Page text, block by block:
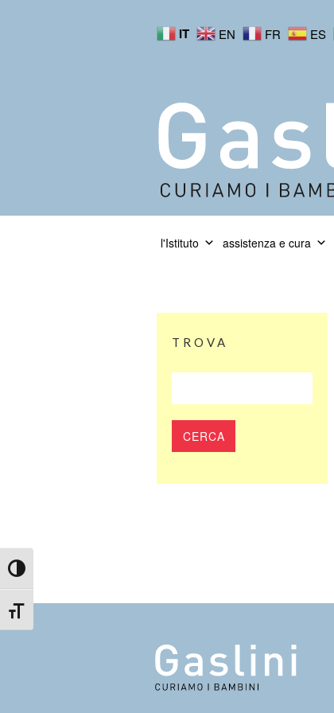
Attiva/disattiva alto contrasto
Attiva/disattiva dimensione testo
IT EN FR ES
l'Istituto assistenza e cura
TROVA